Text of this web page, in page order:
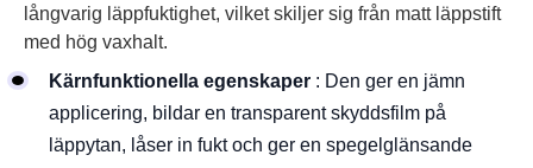
långvarig läppfuktighet, vilket skiljer sig från matt läppstift
med hög vaxhalt.
Kärnfunktionella egenskaper : Den ger en jämn
applicering, bildar en transparent skyddsfilm på
läppytan, låser in fukt och ger en spegelglänsande